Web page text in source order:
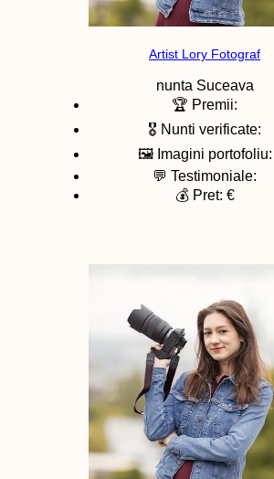
Artist Lory Fotograf
nunta Suceava
🏆 Premii:
🎖️ Nunti verificate:
🖼️ Imagini portofoliu:
💬 Testimoniale:
💰 Pret: €